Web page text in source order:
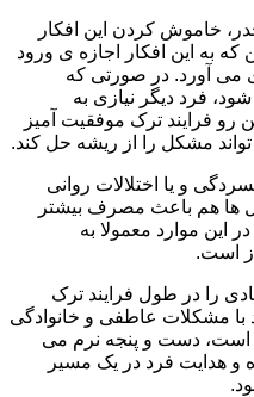
خاموش کردن این افکار
به این افکار اجازه ی ورود
می آورد. در صورتی که
فرد دیگر نیازی به
رو فرایند ترک موفقیت آمیز
تواند مشکل را از ریشه حل کند.
و یا اختلالات روانی
ها هم باعث مصرف بیشتر
این موارد معمولا به
است.
را در طول فرایند ترک
با مشکلات عاطفی و خانوادگی
است، دست و پنجه نرم می
و هدایت فرد در یک مسیر